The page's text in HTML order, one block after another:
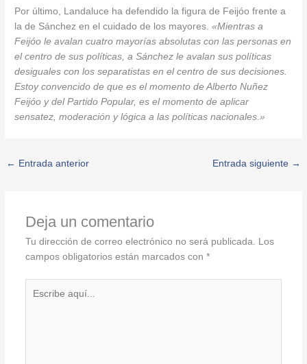
Por último, Landaluce ha defendido la figura de Feijóo frente a
la de Sánchez en el cuidado de los mayores.«Mientras a
Feijóo le avalan cuatro mayorías absolutas con las personas en
el centro de sus políticas, a Sánchez le avalan sus políticas
desiguales con los separatistas en el centro de sus decisiones.
Estoy convencido de que es el momento de Alberto Nuñez
Feijóo y del Partido Popular, es el momento de aplicar
sensatez, moderación y lógica a las políticas nacionales.»
← Entrada anterior Entrada siguiente →
Deja un comentario
Tu dirección de correo electrónico no será publicada. Los
campos obligatorios están marcados con *